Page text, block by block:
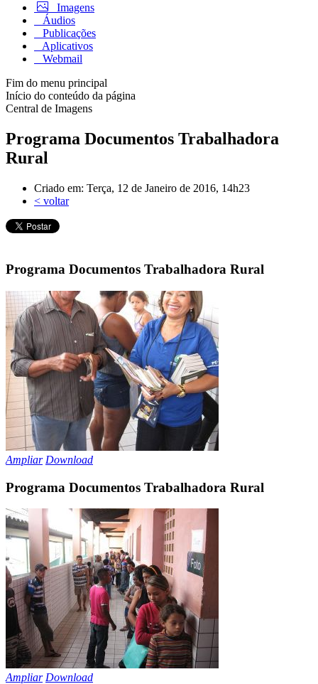
Imagens
Áudios
Publicações
Aplicativos
Webmail
Fim do menu principal
Início do conteúdo da página
Central de Imagens
Programa Documentos Trabalhadora
Rural
Criado em: Terça, 12 de Janeiro de 2016, 14h23
< voltar
Programa Documentos Trabalhadora Rural
Ampliar Download
Programa Documentos Trabalhadora Rural
Ampliar Download